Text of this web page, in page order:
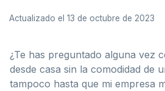
Actualizado el 13 de octubre de 2023
¿Te has preguntado alguna vez
desde casa sin la comodidad de
tampoco hasta que mi empresa